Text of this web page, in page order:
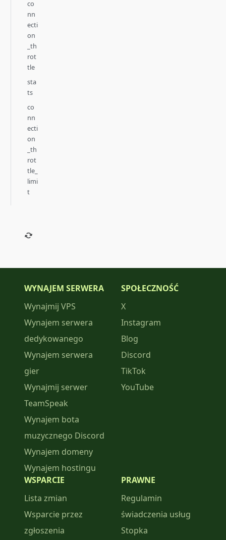
co
nn
ecti
on
_th
rot
tle
sta
ts
co
nn
ecti
on
_th
rot
tle_
limi
t
WYNAJEM SERWERA
Wynajmij VPS
Wynajem serwera
dedykowanego
Wynajem serwera
gier
Wynajmij serwer
TeamSpeak
Wynajem bota
muzycznego Discord
Wynajem domeny
Wynajem hostingu
SPOŁECZNOŚĆ
X
Instagram
Blog
Discord
TikTok
YouTube
WSPARCIE
Lista zmian
Wsparcie przez
zgłoszenia
PRAWNE
Regulamin
świadczenia usług
Stopka